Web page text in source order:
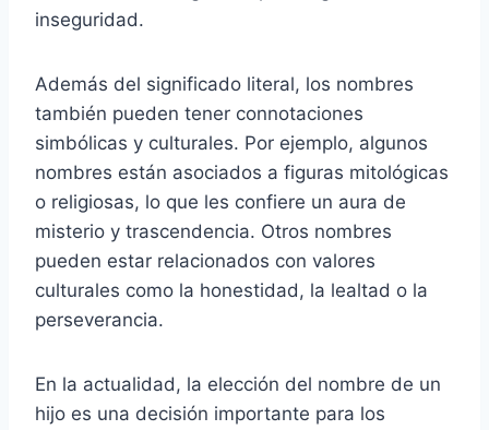
inseguridad.
Además del significado literal, los nombres
también pueden tener connotaciones
simbólicas y culturales. Por ejemplo, algunos
nombres están asociados a figuras mitológicas
o religiosas, lo que les confiere un aura de
misterio y trascendencia. Otros nombres
pueden estar relacionados con valores
culturales como la honestidad, la lealtad o la
perseverancia.
En la actualidad, la elección del nombre de un
hijo es una decisión importante para los